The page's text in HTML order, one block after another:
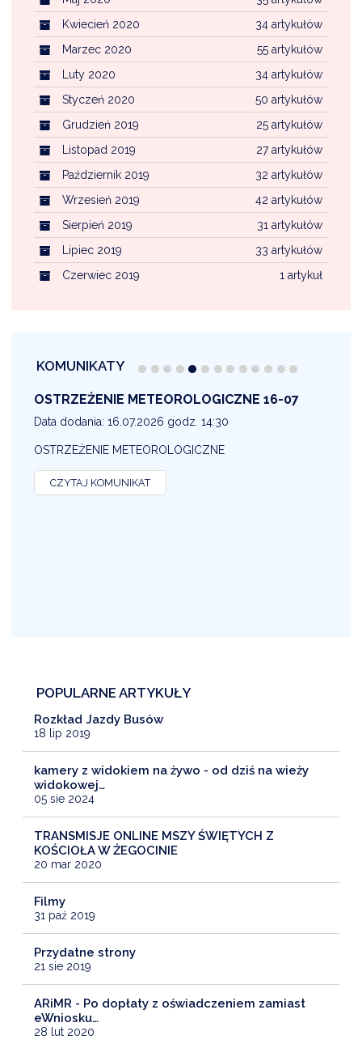
34 artykułów
Kwiecień 2020
55 artykułów
Marzec 2020
34 artykułów
Luty 2020
50 artykułów
Styczeń 2020
25 artykułów
Grudzień 2019
27 artykułów
Listopad 2019
32 artykułów
Październik 2019
42 artykułów
Wrzesień 2019
31 artykułów
Sierpień 2019
33 artykułów
Lipiec 2019
1 artykuł
Czerwiec 2019
KOMUNIKATY
OSTRZEŻENIE METEOROLOGICZNE 16-07
Data dodania: 16.07.2026 godz. 14:30
OSTRZEŻENIE METEOROLOGICZNE
CZYTAJ KOMUNIKAT
POPULARNE ARTYKUŁY
Rozkład Jazdy Busów
18 lip 2019
kamery z widokiem na żywo - od dziś na wieży
widokowej…
05 sie 2024
TRANSMISJE ONLINE MSZY ŚWIĘTYCH Z
KOŚCIOŁA W ŻEGOCINIE
20 mar 2020
Filmy
31 paź 2019
Przydatne strony
21 sie 2019
ARiMR - Po dopłaty z oświadczeniem zamiast
eWniosku…
28 lut 2020